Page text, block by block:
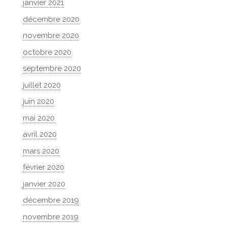
janvier 2021
décembre 2020
novembre 2020
octobre 2020
septembre 2020
juillet 2020
juin 2020
mai 2020
avril 2020
mars 2020
février 2020
janvier 2020
décembre 2019
novembre 2019